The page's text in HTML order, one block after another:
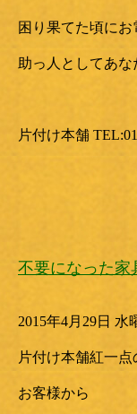
困り果てた頃にお
助っ人としてあな
片付け本舗
不要になった家
2015年4月29日 水
片付け本舗紅一
お客様から